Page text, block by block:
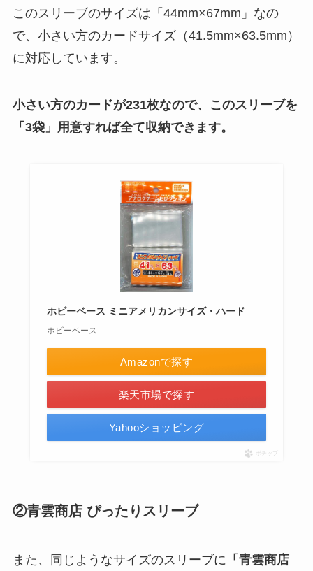
このスリーブのサイズは「44mm×67mm」なの
で、小さい方のカードサイズ（41.5mm×63.5mm）
に対応しています。
小さい方のカードが231枚なので、このスリーブを
「3袋」 用意すれば全て収納できます。
ホビーベース ミニアメリカンサイズ・ハード
ホビーベース
Amazonで探す
楽天市場で探す
Yahooショッピング
ポチップ
②青雲商店 ぴったりスリーブ
また、同じようなサイズのスリーブに 「青雲商店